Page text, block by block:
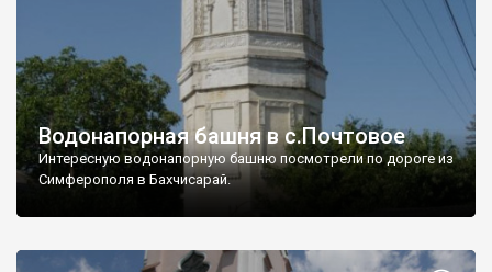
Водонапорная башня в с.Почтовое
Интересную водонапорную башню посмотрели по дороге из
Симферополя в Бахчисарай.